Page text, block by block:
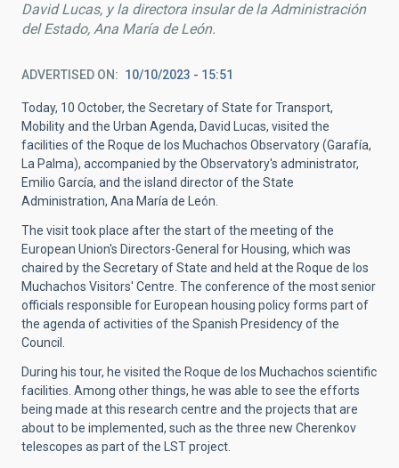
David Lucas, y la directora insular de la Administración
del Estado, Ana María de León.
ADVERTISED ON 10/10/2023 - 15:51
Today, 10 October, the Secretary of State for Transport,
Mobility and the Urban Agenda, David Lucas, visited the
facilities of the Roque de los Muchachos Observatory (Garafía,
La Palma), accompanied by the Observatory's administrator,
Emilio García, and the island director of the State
Administration, Ana María de León.
The visit took place after the start of the meeting of the
European Union's Directors-General for Housing, which was
chaired by the Secretary of State and held at the Roque de los
Muchachos Visitors' Centre. The conference of the most senior
officials responsible for European housing policy forms part of
the agenda of activities of the Spanish Presidency of the
Council.
During his tour, he visited the Roque de los Muchachos scientific
facilities. Among other things, he was able to see the efforts
being made at this research centre and the projects that are
about to be implemented, such as the three new Cherenkov
telescopes as part of the LST project.